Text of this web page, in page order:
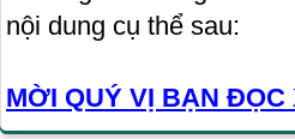
nội dung cụ thể sau:
MỜI QUÝ VỊ BẠN